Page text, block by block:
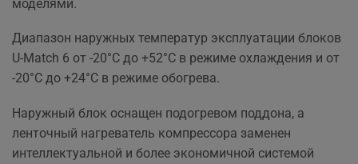
моделями.
Диапазон наружных температур эксплуатации блоков
U-Match 6 от -20°C до +52°C в режиме охлаждения и от
-20°C до +24°C в режиме обогрева.
Наружный блок оснащен подогревом поддона, а
ленточный нагреватель компрессора заменен
интеллектуальной и более экономичной системой